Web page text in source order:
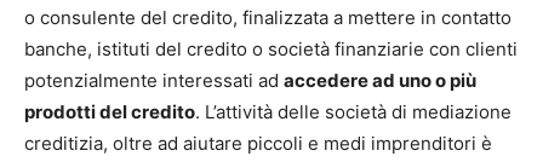
o consulente del credito, finalizzata a mettere in contatto
banche, istituti del credito o società finanziarie con clienti
potenzialmente interessati ad accedere ad uno o più
prodotti del credito. L’attività delle società di mediazione
creditizia, oltre ad aiutare piccoli e medi imprenditori è